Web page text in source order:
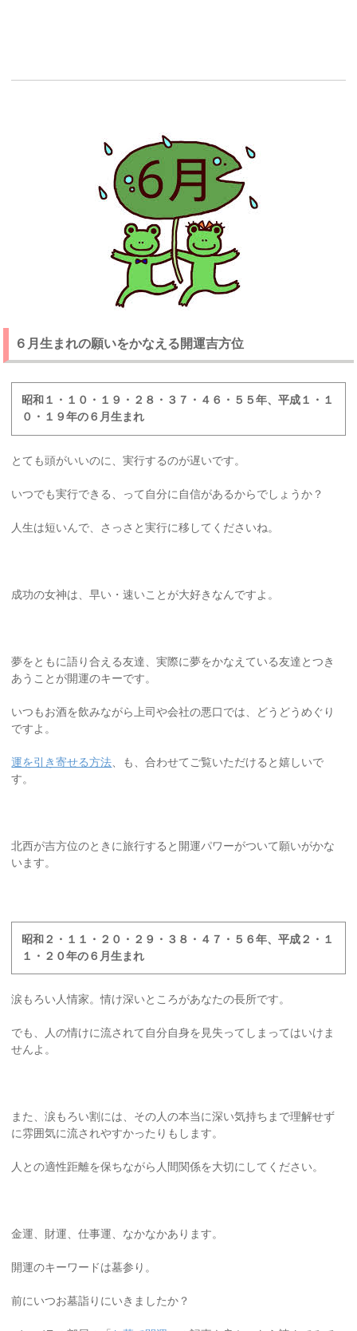
６月生まれの願いをかなえる開運吉方位
昭和１・１０・１９・２８・３７・４６・５５年、平成１・１
０・１９年の６月生まれ
とても頭がいいのに、実行するのが遅いです。
いつでも実行できる、って自分に自信があるからでしょうか？
人生は短いんで、さっさと実行に移してくださいね。
成功の女神は、早い・速いことが大好きなんですよ。
夢をともに語り合える友達、実際に夢をかなえている友達とつき
あうことが開運のキーです。
いつもお酒を飲みながら上司や会社の悪口では、どうどうめぐり
ですよ。
運を引き寄せる方法 、も、合わせてご覧いただけると嬉しいで
す。
北西が吉方位のときに旅行すると開運パワーがついて願いがかな
います。
昭和２・１１・２０・２９・３８・４７・５６年、平成２・１
１・２０年の６月生まれ
涙もろい人情家。情け深いところがあなたの長所です。
でも、人の情けに流されて自分自身を見失ってしまってはいけま
せんよ。
また、涙もろい割には、その人の本当に深い気持ちまで理解せず
に雰囲気に流されやすかったりもします。
人との適性距離を保ちながら人間関係を大切にしてください。
金運、財運、仕事運、なかなかあります。
開運のキーワードは墓参り。
前にいつお墓詣りにいきましたか？